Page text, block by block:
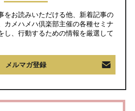
をお読みいただける他、新着記事の
カメハメハ倶楽部主催の各種セミナ
し、行動するための情報を厳選して
メルマガ登録